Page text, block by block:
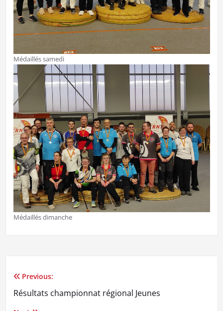
Médaillés samedi
Médaillés dimanche
Navigation
de
Previous:
Résultats championnat régional Jeunes